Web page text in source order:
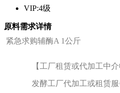
VIP:4级
原料需求详情
紧急求购辅酶A 1公斤
【工厂租赁或代加工中介
发酵工厂代加工或租赁